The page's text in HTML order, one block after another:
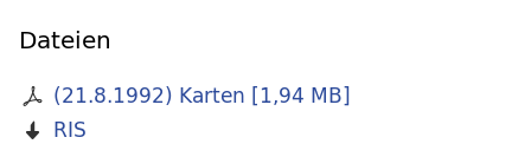
Dateien
(21.8.1992) Karten [1,94 MB]
RIS